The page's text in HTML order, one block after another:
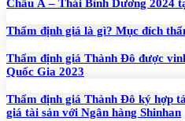
Châu Á – Thái Bình Dương 2024
Thẩm định giá là gì? Mục đích
Thẩm định giá Thành Đô được
Quốc Gia 2023
Thẩm định giá Thành Đô ký hợp
giá tài sản với Ngân hàng Shinhan